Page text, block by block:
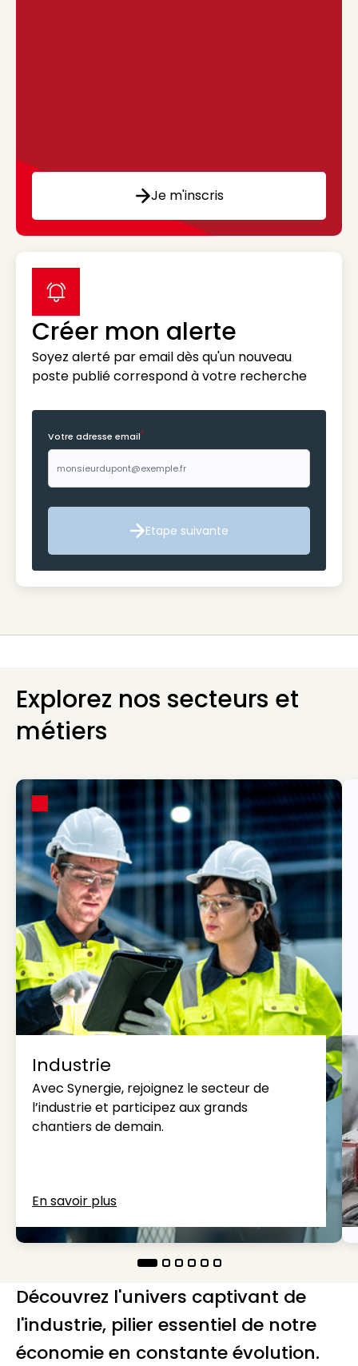
Je m'inscris
Créer mon alerte
Soyez alerté par email dès qu'un nouveau
poste publié correspond à votre recherche
label icon
Votre adresse email*
Etape suivante
Etape suivante
Explorez nos secteurs et
métiers
Industrie
Avec Synergie, rejoignez le secteur de
l’industrie et participez aux grands
chantiers de demain.
En savoir plus
Découvrez l'univers captivant de
l'industrie, pilier essentiel de notre
économie en constante évolution.